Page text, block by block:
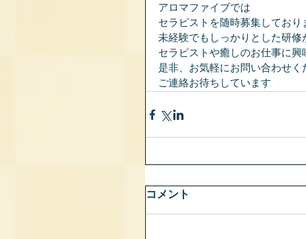
アロマファイブでは
セラピストを随時募集しており
未経験でもしっかりとした研修
セラピストや癒しのお仕事に興
是非、お気軽にお問い合わせく
ご連絡お待ちしています
コメント